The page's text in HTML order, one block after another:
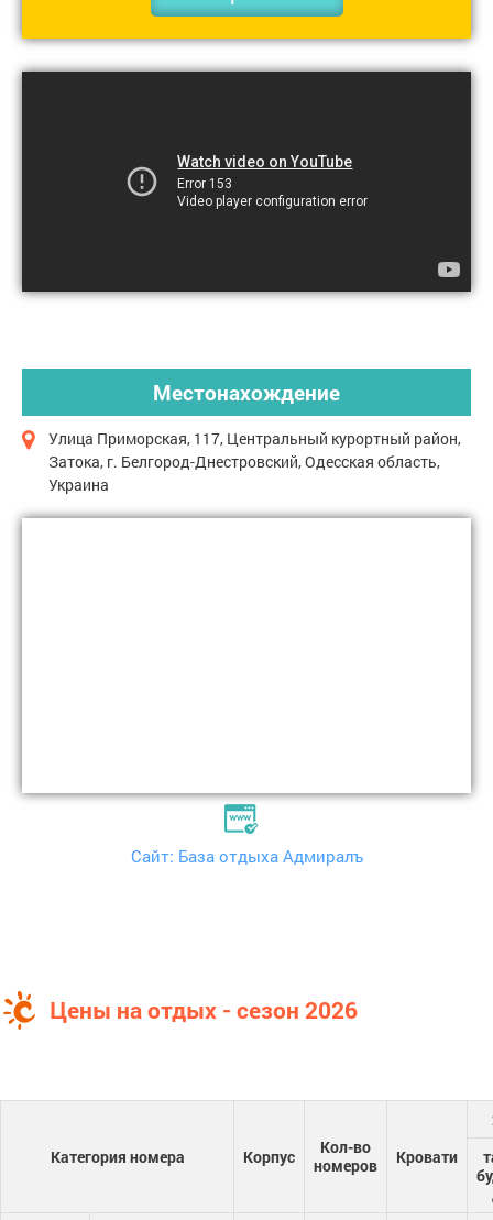
Местонахождение
Улица Приморская, 117, Центральный курортный район,
Затока, г. Белгород-Днестровский, Одесская область,
Украина
Сайт: База отдыха Адмиралъ
Цены на отдых - сезон 2026
Категория номера Корпус
Кол-во
номеров
Кровати